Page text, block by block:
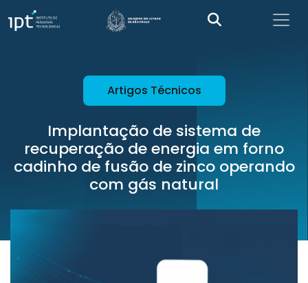
Artigos Técnicos
Implantação de sistema de
recuperação de energia em forno
cadinho de fusão de zinco operando
com gás natural